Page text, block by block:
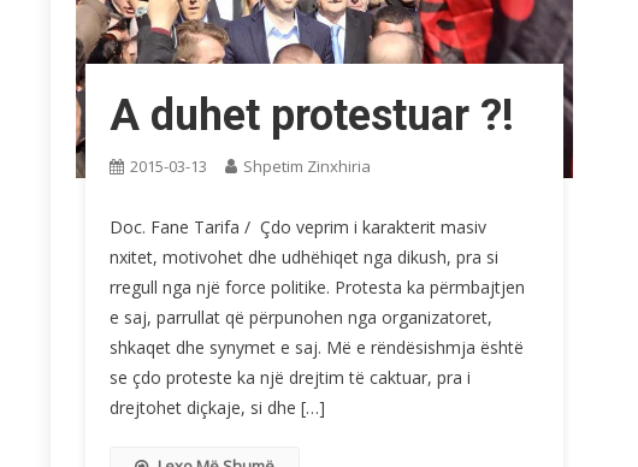
A duhet protestuar ?!
2015-03-13 Shpetim Zinxhiria
Doc. Fane Tarifa / Çdo veprim i karakterit masiv
nxitet, motivohet dhe udhëhiqet nga dikush, pra si
rregull nga një force politike. Protesta ka përmbajtjen
e saj, parrullat që përpunohen nga organizatoret,
shkaqet dhe synymet e saj. Më e rëndësishmja është
se çdo proteste ka një drejtim të caktuar, pra i
drejtohet diçkaje, si dhe […]